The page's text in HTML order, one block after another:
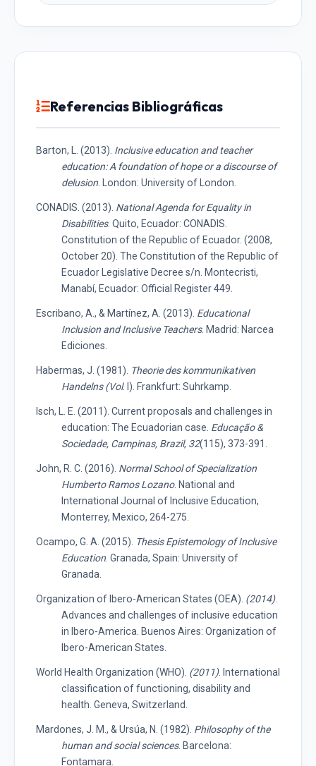
Referencias Bibliográficas
Barton, L. (2013). Inclusive education and teacher
education: A foundation of hope or a discourse of
delusion . London: University of London.
CONADIS. (2013). National Agenda for Equality in
Disabilities. Quito, Ecuador: CONADIS.
Constitution of the Republic of Ecuador. (2008,
October 20). The Constitution of the Republic of
Ecuador Legislative Decree s/n. Montecristi,
Manabí, Ecuador: Official Register 449.
Escribano, A., & Martínez, A. (2013). Educational
Inclusion and Inclusive Teachers. Madrid: Narcea
Ediciones.
Habermas, J. (1981). Theorie des kommunikativen
Handelns (Vol. I). Frankfurt: Suhrkamp.
Isch, L. E. (2011). Current proposals and challenges in
education: The Ecuadorian case. Educação &
Sociedade, Campinas, Brazil, 32(115), 373-391.
John, R. C. (2016). Normal School of Specialization
Humberto Ramos Lozano. National and
International Journal of Inclusive Education,
Monterrey, Mexico, 264-275.
Ocampo, G. A. (2015). Thesis Epistemology of Inclusive
Education . Granada, Spain: University of
Granada.
Organization of Ibero-American States (OEA). (2014).
Advances and challenges of inclusive education
in Ibero-America. Buenos Aires: Organization of
Ibero-American States.
World Health Organization (WHO). (2011). International
classification of functioning, disability and
health. Geneva, Switzerland.
Mardones, J. M., & Ursúa, N. (1982). Philosophy of the
human and social sciences. Barcelona:
Fontamara.